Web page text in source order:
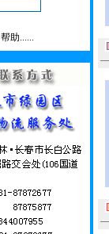
帮助......